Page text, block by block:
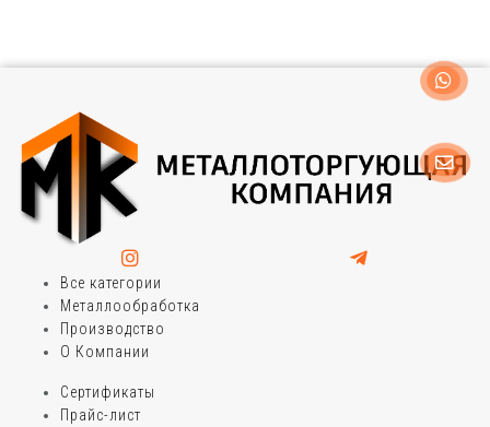
Все категории
Металлообработка
Производство
О Компании
Сертификаты
Прайс-лист